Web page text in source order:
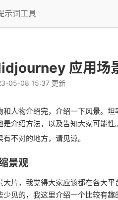
示词工具
应用场
05-08 15:37 更新
和人物介绍完，介绍一下风景。
是介绍方法，以及告知大家可能性。
有不对的地方，请见谅。
景观
大片，我觉得大家应该都在各大
少见的，我这里介绍一个比较有趣